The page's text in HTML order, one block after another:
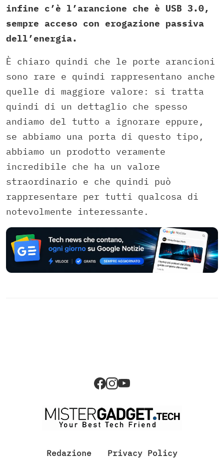
infine c’è l’arancione che è USB 3.0,
sempre acceso con erogazione passiva
dell’energia.
È chiaro quindi che le porte arancioni
sono rare e quindi rappresentano anche
quelle di maggiore valore: si tratta
quindi di un dettaglio che spesso
andiamo del tutto a ignorare eppure,
se abbiamo una porta di questo tipo,
abbiamo un prodotto veramente
incredibile che ha un valore
straordinario e che quindi può
rappresentare per tutti qualcosa di
notevolmente interessante.
Redazione Privacy Policy